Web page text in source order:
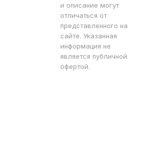
и описание могут
отличаться от
представленного на
сайте. Указанная
информация не
является публичной
офертой.